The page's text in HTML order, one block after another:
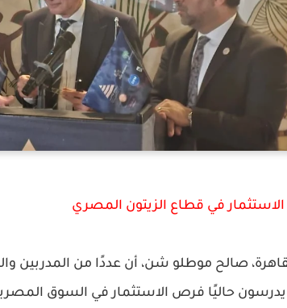
في قطاع الزيتون المصري
صالح موطلو شن، أن عددًا من المدربين
يدرسون حاليًا فرص الاستثمار في السوق